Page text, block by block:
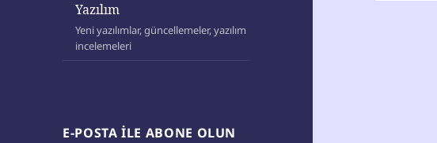
Yazılım
Yeni yazılımlar, güncellemeler, yazılım
incelemeleri
E-POSTA ILE ABONE OLUN